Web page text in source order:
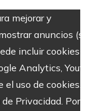
mejorar y
anuncios
incluir cookies
Analytics,
uso de cookies.
Privacidad. Por